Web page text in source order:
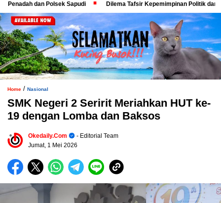
dan Polsek Sapudi Dilema Tafsir Kepemimpinan Politik dan
Home / Nasional
SMK Negeri 2 Seririt Meriahkan HUT ke-
19 dengan Lomba dan Baksos
Okedaily.com
- Editorial Team
Jumat, 1 Mei 2026